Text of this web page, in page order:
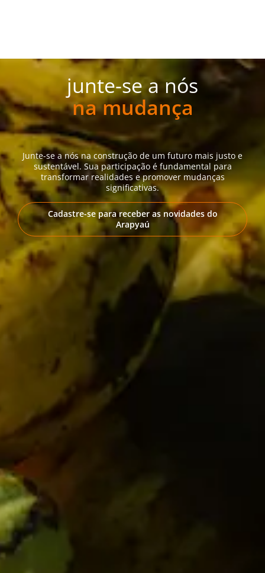
junte-se a nós
na mudança
Junte-se a nós na construção de um futuro mais justo e
sustentável. Sua participação é fundamental para
transformar realidades e promover mudanças
significativas.
Cadastre-se para receber as novidades do
Arapyaú